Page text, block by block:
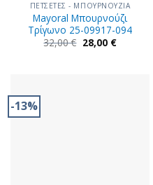
ΠΕΤΣΕΤΕΣ - ΜΠΟΥΡΝΟΥΖΙΑ
Mayoral Μπουρνούζι
Τρίγωνο 25-09917-094
32,00€ Original
price
28,00 €Η
τρέχουσα
-13%